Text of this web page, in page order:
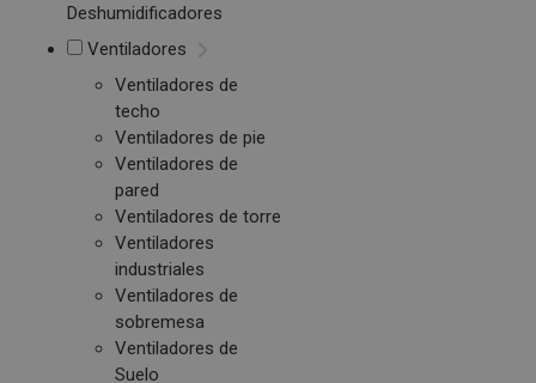
Deshumidificadores
Ventiladores
Ventiladores de
techo
Ventiladores de pie
Ventiladores de
pared
Ventiladores de torre
Ventiladores
industriales
Ventiladores de
sobremesa
Ventiladores de
Suelo